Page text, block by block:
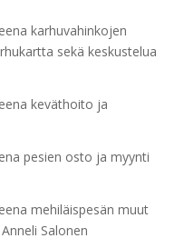
karhuvahinkojen
sekä keskustelua
keväthoito ja
pesien osto ja myynti
mehiläispesän muut
Salonen